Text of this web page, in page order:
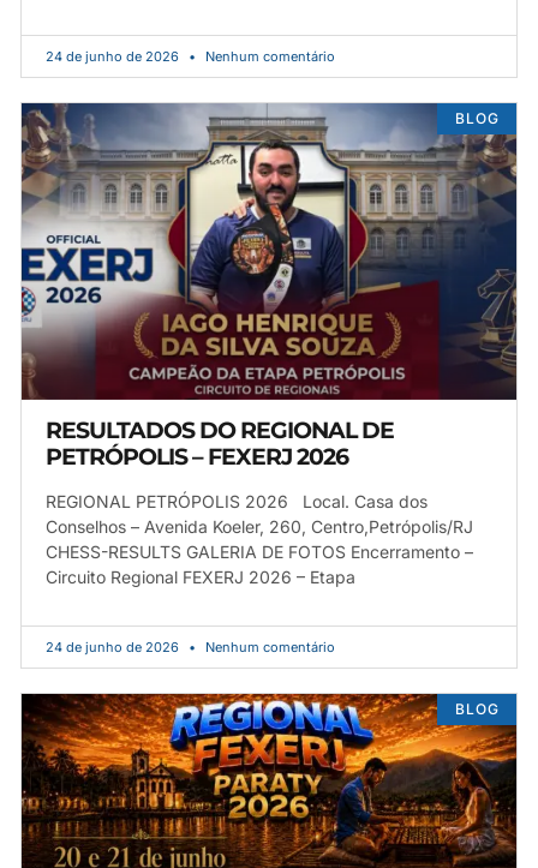
24 de junho de 2026 Nenhum comentário
BLOG
RESULTADOS DO REGIONAL DE
PETRÓPOLIS – FEXERJ 2026
REGIONAL PETRÓPOLIS 2026 Local. Casa dos
Conselhos – Avenida Koeler, 260, Centro,Petrópolis/RJ
CHESS-RESULTS GALERIA DE FOTOS Encerramento –
Circuito Regional FEXERJ 2026 – Etapa
24 de junho de 2026 Nenhum comentário
BLOG